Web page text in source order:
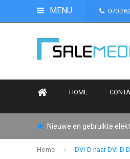
MENU 070
HOME
Nieuwe en gebruikte
Home DVI-D naar DVI-D